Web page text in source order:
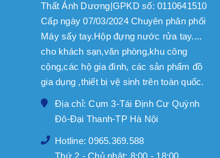
Thất Ánh Dương|GPKD số: 0110641510
Cấp ngày 07/03/2024 Chuyên phân phối
Máy sấy tay.Hộp đựng nước rửa tay....
cho khách sạn,văn phòng,khu công
cộng,các hộ gia đình, các sản phẩm đồ
gia dụng ,thiết bị vệ sinh trên toàn quốc.
Địa chỉ: Cụm 3-Tái Định Cư Quỳnh
Đô-Đại Thanh-TP Hà Nội
Hotline: 0965.369.588